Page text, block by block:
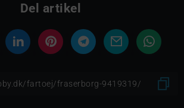
Del artikel